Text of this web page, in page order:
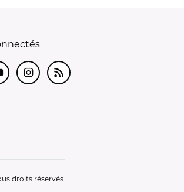
Instagram
RSS
droits réservés.